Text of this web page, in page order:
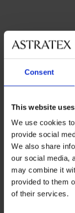
Consent
This website
We use cookies
provide social
We also share
our social media,
may combine it
provided to them
of their services.
Astratex
Най-често
черно
сиво
Най-често
M
L S XL